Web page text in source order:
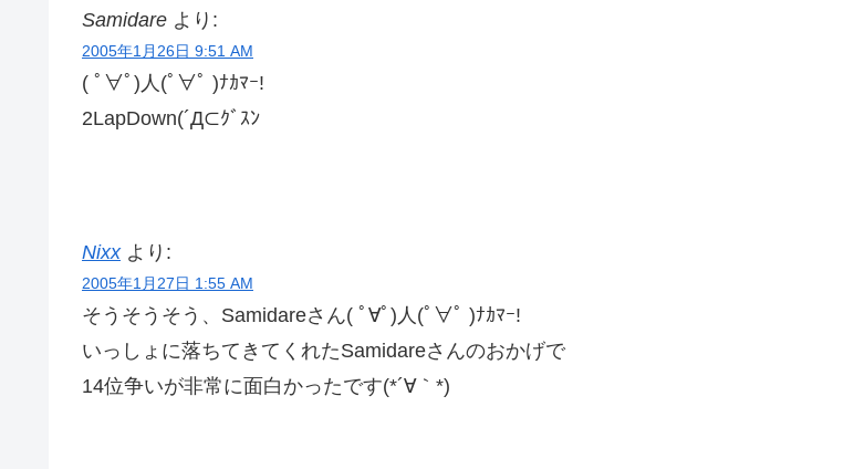
Samidare より:
2005年1月26日 9:51 AM
( ﾟ∀ﾟ)人(ﾟ∀ﾟ )ﾅｶﾏｰ!
2LapDown(´Д⊂ｸﾞｽﾝ
Nixx より:
2005年1月27日 1:55 AM
そうそうそう、Samidareさん( ﾟ∀ﾟ)人(ﾟ∀ﾟ )ﾅｶﾏｰ!
いっしょに落ちてきてくれたSamidareさんのおかげで
14位争いが非常に面白かったです(*´∀｀*)